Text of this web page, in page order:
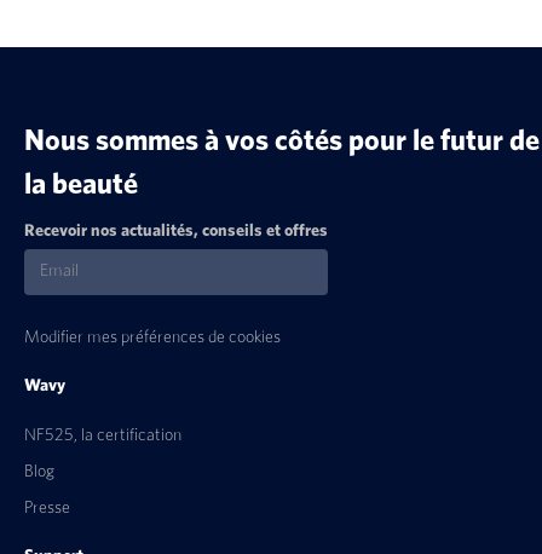
Nous sommes à vos côtés pour le futur de
la beauté
Recevoir nos actualités, conseils et offres
Modifier mes préférences de cookies
Wavy
NF525, la certification
Blog
Presse